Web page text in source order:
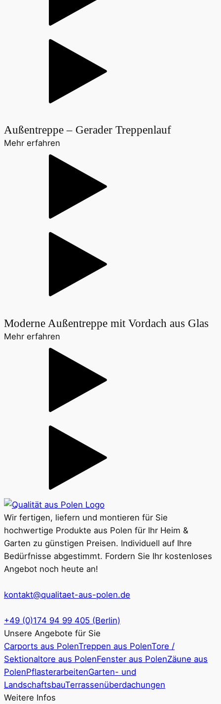
Außentreppe – Gerader Treppenlauf
Mehr erfahren
Moderne Außentreppe mit Vordach aus Glas
Mehr erfahren
Wir fertigen, liefern und montieren für Sie
hochwertige Produkte aus Polen für Ihr Heim &
Garten zu günstigen Preisen. Individuell auf Ihre
Bedürfnisse abgestimmt. Fordern Sie Ihr kostenloses
Angebot noch heute an!
kontakt@qualitaet-aus-polen.de
+49 (0)174 94 99 405 (Berlin)
Unsere Angebote für Sie
Carports aus PolenTreppen aus PolenTore /
Sektionaltore aus PolenFenster aus PolenZäune aus
PolenPflasterarbeitenGarten- und
LandschaftsbauTerrassenüberdachungen
Weitere Infos